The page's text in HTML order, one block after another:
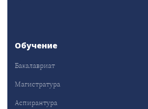
Обучение
Бакалавриат
Магистратура
Аспирантура